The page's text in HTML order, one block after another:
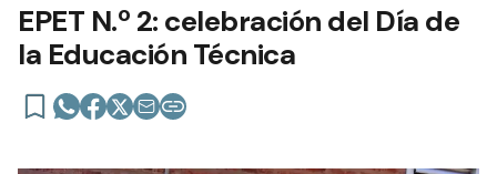
EPET N.º 2: celebración del Día de
la Educación Técnica